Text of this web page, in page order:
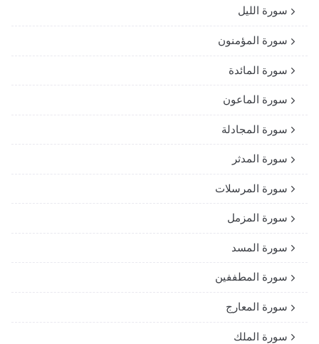
سورة الليل
سورة المؤمنون
سورة المائدة
سورة الماعون
سورة المجادلة
سورة المدثر
سورة المرسلات
سورة المزمل
سورة المسد
سورة المطففين
سورة المعارج
سورة الملك